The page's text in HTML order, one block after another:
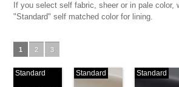
If you select self fabric, sheer or in pale color,
"Standard" self matched color for lining.
1 2 3
Standard Standard Standard